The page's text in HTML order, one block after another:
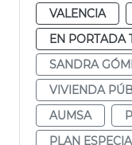
VALENCIA
EN PORTADA
SANDRA
VIVIENDA
AUMSA
PLAN